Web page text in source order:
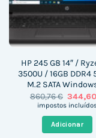
HP 245 G8 14″ /
3500U / 16GB DDR4
M.2 SATA
860,76€ O
preço
era:
860,76 €.
impostos
Adicionar